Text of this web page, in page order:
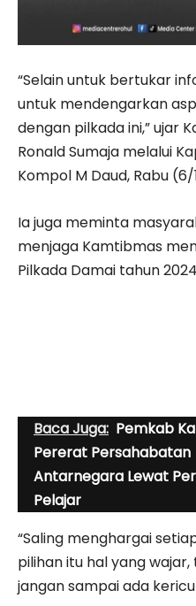
“Selain untuk bertukar
untuk mendengarkan
dengan pilkada ini,” ujar
Ronald Sumaja melalui
Kompol M Daud, Rabu (6/
Ia juga meminta
menjaga Kamtibmas
Pilkada Damai tahun
Baca Juga: Pemkab
Pererat Persahabatan
Antarnegara Lewat
Pelajar
“Saling menghargai
pilihan itu hal yang
jangan sampai ada